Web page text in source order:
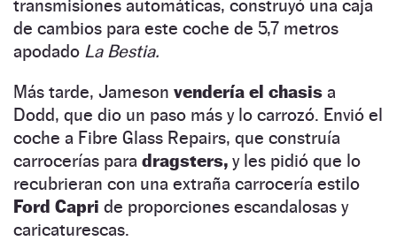
transmisiones automáticas, construyó una caja
de cambios para este coche de 5,7 metros
apodado La Bestia.
Más tarde, Jameson vendería el chasis a
Dodd, que dio un paso más y lo carrozó. Envió el
coche a Fibre Glass Repairs, que construía
carrocerías para dragsters, y les pidió que lo
recubrieran con una extraña carrocería estilo
Ford Capri de proporciones escandalosas y
caricaturescas.